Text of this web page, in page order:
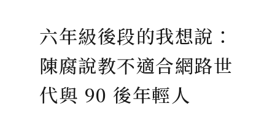
六年級後段的我想說：
陳腐說教不適合網路世
代與 90 後年輕人